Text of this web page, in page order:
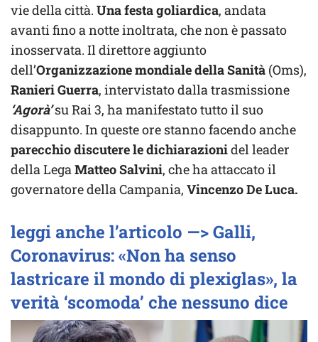
vie della città. Una festa goliardica, andata
avanti fino a notte inoltrata, che non è passato
inosservata. Il direttore aggiunto
dell’Organizzazione mondiale della Sanità (Oms),
Ranieri Guerra, intervistato dalla trasmissione
‘Agorà’su Rai 3, ha manifestato tutto il suo
disappunto. In queste ore stanno facendo anche
parecchio discutere le dichiarazionidel leader
della LegaMatteo Salvini, che ha attaccato il
governatore della Campania, Vincenzo De Luca.
leggi anche l’articolo —> Galli,
Coronavirus: «Non ha senso
lastricare il mondo di plexiglas», la
verità ‘scomoda’ che nessuno dice